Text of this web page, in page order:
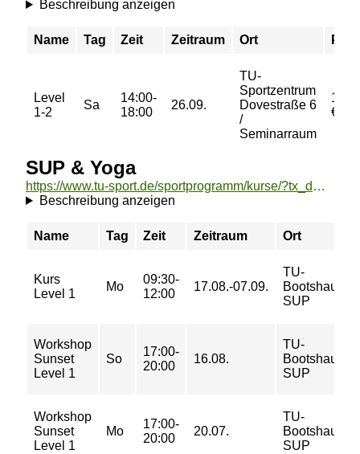
Beschreibung anzeigen
Name Tag Zeit Zeitraum Ort
Level
1-2
Sa
14:00-
18:00
26.09.
TU-
Sportzentrum
Dovestraße 6
/
Seminarraum
€
SUP & Yoga
https://www.tu-sport.de/sportprogramm/kurse/?tx_dwzeh_courses%5Baction%5D=show&tx_dwzeh_courses%5BsportsDescription%5D=1011&cHash=66115be3ee06a3396e06cefebf30d5f2
Beschreibung anzeigen
Name Tag Zeit Zeitraum Ort
Kurs
Level 1
Mo
09:30-
12:00
17.08.-07.09.
TU-
Bootshaus
SUP
Workshop
Sunset
Level 1
So
17:00-
20:00
16.08.
TU-
Bootshaus
SUP
Workshop
Sunset
Level 1
Mo
17:00-
20:00
20.07.
TU-
Bootshaus
SUP